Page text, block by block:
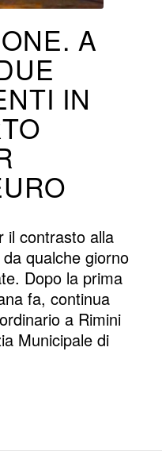
A
IN
il contrasto alla
qualche giorno
Dopo la prima
fa, continua
a Rimini
Municipale di